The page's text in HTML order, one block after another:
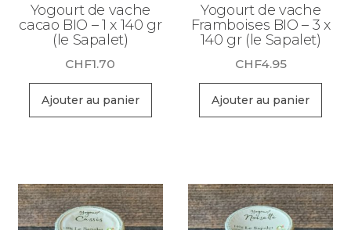
Yogourt de vache
cacao BIO – 1 x 140 gr
(le Sapalet)
CHF1.70
Ajouter au panier
Yogourt de vache
Framboises BIO – 3 x
140 gr (le Sapalet)
CHF4.95
Ajouter au panier